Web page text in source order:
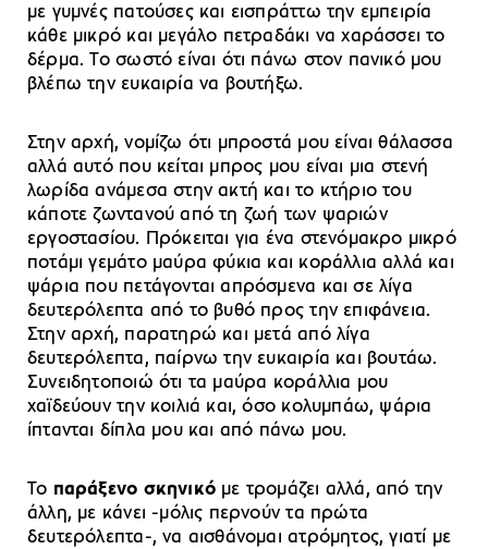
με γυμνές πατούσες και εισπράττω την εμπειρία
κάθε μικρό και μεγάλο πετραδάκι να χαράσσει το
δέρμα. Το σωστό είναι ότι πάνω στον πανικό μου
βλέπω την ευκαιρία να βουτήξω.
Στην αρχή, νομίζω ότι μπροστά μου είναι θάλασσα
αλλά αυτό που κείται μπρος μου είναι μια στενή
λωρίδα ανάμεσα στην ακτή και το κτήριο του
κάποτε ζωντανού από τη ζωή των ψαριών
εργοστασίου. Πρόκειται για ένα στενόμακρο μικρό
ποτάμι γεμάτο μαύρα φύκια και κοράλλια αλλά και
ψάρια που πετάγονται απρόσμενα και σε λίγα
δευτερόλεπτα από το βυθό προς την επιφάνεια.
Στην αρχή, παρατηρώ και μετά από λίγα
δευτερόλεπτα, παίρνω την ευκαιρία και βουτάω.
Συνειδητοποιώ ότι τα μαύρα κοράλλια μου
χαϊδεύουν την κοιλιά και, όσο κολυμπάω, ψάρια
ίπτανται δίπλα μου και από πάνω μου.
Το παράξενο σκηνικό με τρομάζει αλλά, από την
άλλη, με κάνει -μόλις περνούν τα πρώτα
δευτερόλεπτα-, να αισθάνομαι ατρόμητος, γιατί με